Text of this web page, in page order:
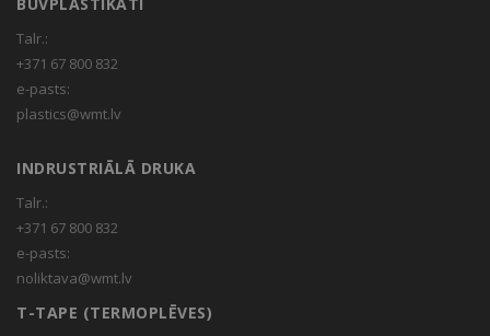
BŪVPLASTIKĀTI
Talr.:
+371 67 800 832
e-pasts:
plastics@wmt.lv
INDRUSTRIĀLĀ DRUKA
Talr.:
+371 67 800 832
e-pasts:
noliktava@wmt.lv
T-TAPE (TERMOPLĒVES)